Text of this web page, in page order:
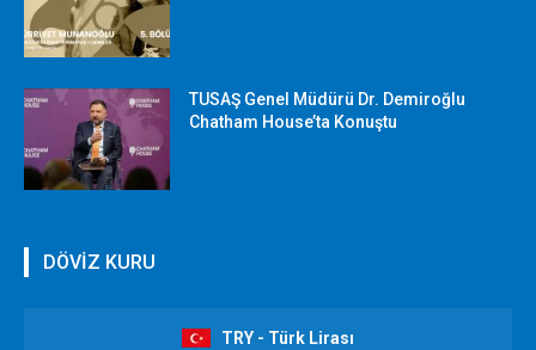
TUSAŞ Genel Müdürü Dr. Demiroğlu
Chatham House’ta Konuştu
DÖVİZ KURU
TRY - Türk Lirası